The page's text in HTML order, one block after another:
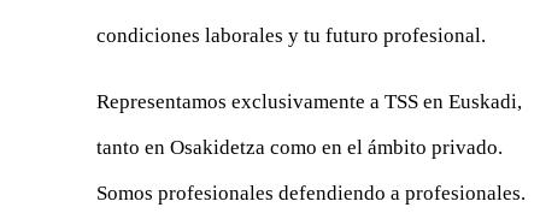
condiciones laborales y tu futuro profesional.
Representamos exclusivamente a TSS en Euskadi,
tanto en Osakidetza como en el ámbito privado.
Somos profesionales defendiendo a profesionales.